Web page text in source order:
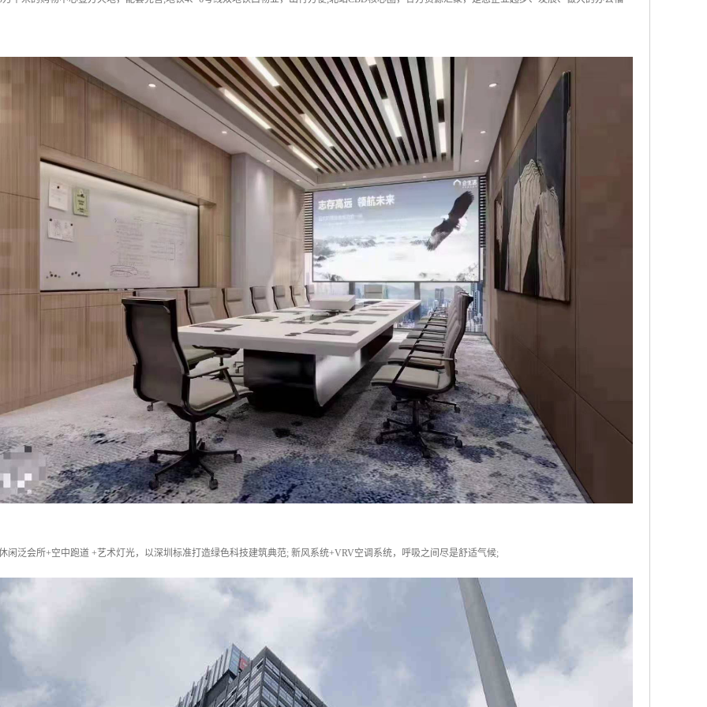
闲泛会所+空中跑道 +艺术灯光，以深圳标准打造绿色科技建筑典范; 新风系统+VRV空调系统，呼吸之间尽是舒适气候;